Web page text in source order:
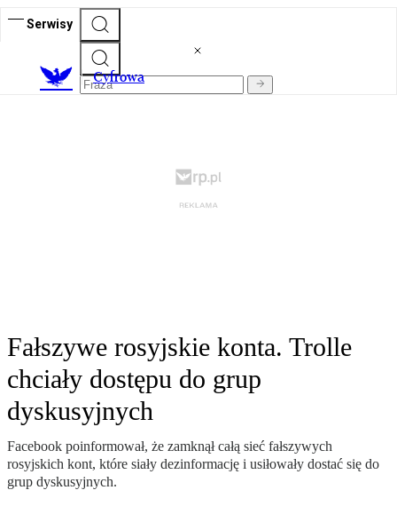
Serwisy
Cyfrowa
Fałszywe rosyjskie konta. Trolle
chciały dostępu do grup
dyskusyjnych
Facebook poinformował, że zamknął całą sieć fałszywych
rosyjskich kont, które siały dezinformację i usiłowały dostać się do
grup dyskusyjnych.